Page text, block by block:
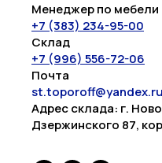
Менеджер по мебели
+7 (383) 234-95-00
Склад
+7 (996) 556-72-06
Почта
st.toporoff@yandex.ru
Адрес склада: г.
Дзержинского 87,